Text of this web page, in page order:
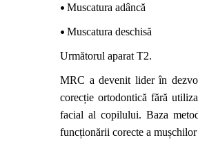
• Muscatura adâncă
• Muscatura deschisă
Următorul aparat T2.
MRC a devenit lider în
corecție ortodontică fără
facial al copilului. Baza
funcționării corecte a